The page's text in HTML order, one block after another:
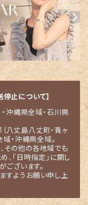
止について】
沖縄県全域・石川県
八丈島八丈町・青ヶ
・沖縄県全域。
その他の各地域でも
「日時指定」に関し
ございます。
すようお願い申し上